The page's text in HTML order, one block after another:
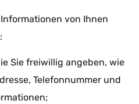
von Ihnen
Sie freiwillig angeben, wie
Telefonnummer und